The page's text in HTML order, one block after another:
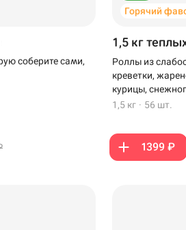
соберите сами,
Горячий
1,5 кг
Роллы из
креветки,
курицы,
1,5 кг · 56 шт.
1399 ₽